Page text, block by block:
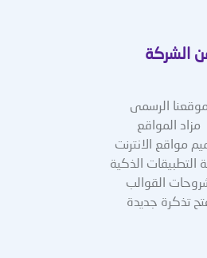
الشركة
موقعنا الرسمى
مزاد المواقع
مواقع الانترنت
التطبيقات الذكية
القوالب
تذكرة جديدة